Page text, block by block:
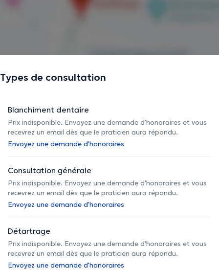
Types de consultation
Blanchiment dentaire
Prix indisponible. Envoyez une demande d'honoraires et vous
recevrez un email dès que le praticien aura répondu.
Envoyez une demande d'honoraires
Consultation générale
Prix indisponible. Envoyez une demande d'honoraires et vous
recevrez un email dès que le praticien aura répondu.
Envoyez une demande d'honoraires
Détartrage
Prix indisponible. Envoyez une demande d'honoraires et vous
recevrez un email dès que le praticien aura répondu.
Envoyez une demande d'honoraires